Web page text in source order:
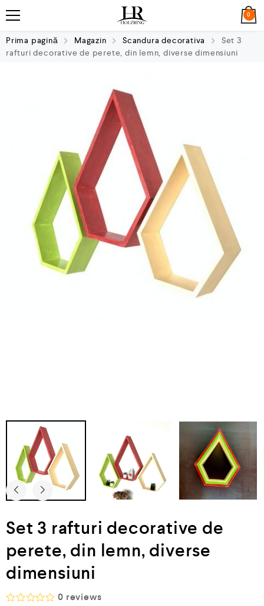
0
Prima pagină Magazin Scandura decorativa
Set 3
rafturi decorative de perete, din lemn, diverse dimensiuni
Set 3 rafturi decorative de
perete, din lemn, diverse
dimensiuni
0 reviews